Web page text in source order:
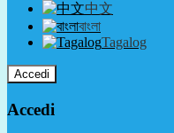
中文
বাংলা
Tagalog
Accedi
Accedi